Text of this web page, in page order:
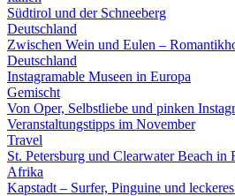
Südtirol und der Schneeberg
Deutschland
Zwischen Wein und Eulen –
Deutschland
Instagramable Museen in Europa
Gemischt
Von Oper, Selbstliebe und pinken
Veranstaltungstipps im November
Travel
St. Petersburg und Clearwater Beach in
Afrika
Kapstadt – Surfer, Pinguine und leckeres